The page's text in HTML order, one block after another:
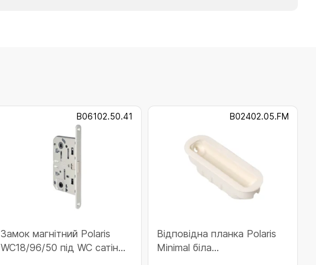
B06102.50.41
Замок магнітний Polaris
WC18/96/50 під WC сатін
B02402.05.FM
Відповідна планка Polaris
Minimal біла